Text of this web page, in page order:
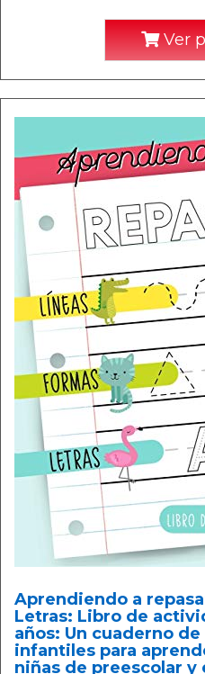
Ver
Aprendiendo a
Letras: Libro de
años: Un cuaderno
infantiles para
niñas de preescolar y